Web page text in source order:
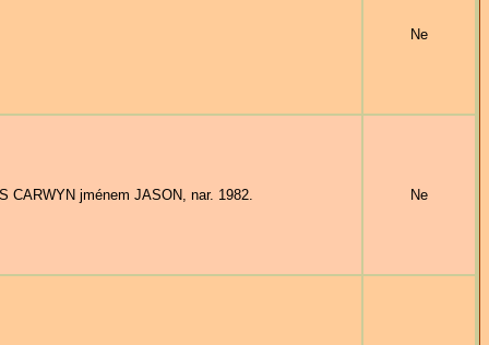
Ne
CARWYN jménem JASON, nar. 1982. Ne